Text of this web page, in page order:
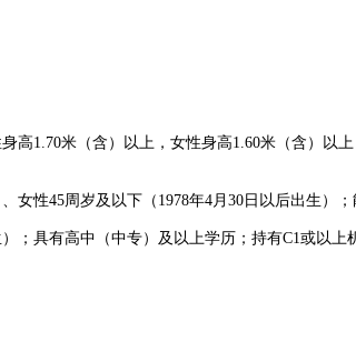
1.70米（含）以上，女性身高1.60米（含）以
性45周岁及以下（1978年4月30日以后出生）；
具有高中（中专）及以上学历；持有C1或以上